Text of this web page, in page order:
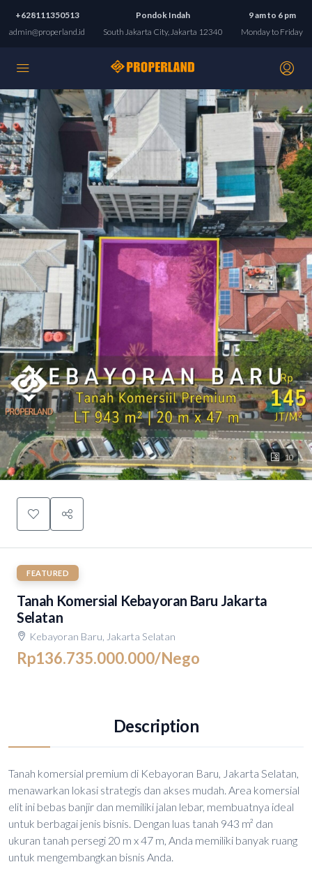
+628111350513
admin@properland.id
Pondok Indah
South Jakarta City, Jakarta 12340
9 am to 6 pm
Monday to Friday
10
FEATURED
Tanah Komersial Kebayoran Baru Jakarta
Selatan
Kebayoran Baru, Jakarta Selatan
Rp136.735.000.000/Nego
Description
Tanah komersial premium di Kebayoran Baru, Jakarta Selatan,
menawarkan lokasi strategis dan akses mudah. Area komersial
elit ini bebas banjir dan memiliki jalan lebar, membuatnya ideal
untuk berbagai jenis bisnis. Dengan luas tanah 943 m² dan
ukuran tanah persegi 20 m x 47 m, Anda memiliki banyak ruang
untuk mengembangkan bisnis Anda.